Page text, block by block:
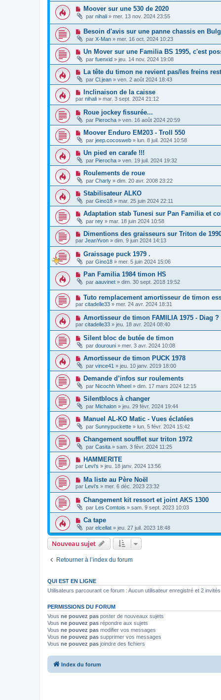
Moover sur une 530 de 2020
par nihali » mer. 13 nov. 2024 23:55
Besoin d'avis sur une panne chassis en
par X-Man » mer. 16 oct. 2024 10:23
Un Mover sur une Familia BS 1995, c'est
par fuenxid » jeu. 14 nov. 2024 19:08
La tête du timon ne revient pas/les freins
par Cl.jean » ven. 2 août 2024 18:43
Inclinaison de la caisse
par nihali » mar. 3 sept. 2024 21:12
Roue jockey fissurée...
par Pierocha » ven. 16 août 2024 20:59
Moover Enduro EM203 - Troll 550
par jeep.cocosweb » lun. 8 juil. 2024 10:58
Un pied en carafe !!!
par Pierocha » ven. 19 juil. 2024 19:32
Roulements de roue
par Charly » dim. 20 avr. 2008 23:22
Stabilisateur ALKO
par Gino18 » mar. 25 juin 2024 22:11
Adaptation stab Tunesi sur Pan Familia et
par rey » mar. 18 juin 2024 10:58
Dimentions des graisseurs sur Triton de
par JeanYvon » dim. 9 juin 2024 14:13
Graissage puck 1979 .
par Gino18 » mer. 5 juin 2024 15:06
Pan Familia 1984 timon HS
par aauvinet » dim. 30 sept. 2018 19:52
Tuto remplacement amortisseur de timon
par citadelle33 » mer. 24 avr. 2024 18:31
Amortisseur de timon FAMILIA 1975 - Diag ?
par citadelle33 » jeu. 18 avr. 2024 08:40
Silent bloc de butée de timon
par dourouni » mer. 3 avr. 2024 10:08
Amortisseur de timon PUCK 1978
par vince41 » jeu. 10 janv. 2019 18:00
Demande d’infos sur roulements
par Nicochh Wheel » dim. 17 mars 2024 12:15
Silentblocs à changer
par Michalon » jeu. 29 févr. 2024 19:44
Manuel AL-KO Matic - Vues éclatées
par Sunnypuckette » lun. 5 févr. 2024 15:42
Changement soufflet sur triton 1972
par Casita » sam. 3 févr. 2024 11:25
HAMMERITE
par Levi's » jeu. 18 janv. 2024 13:56
Ma liste au Père Noël
par Levi's » mer. 6 déc. 2023 23:32
Changement kit ressort et joint AKS 1300
par Les Comtois » sam. 9 sept. 2023 10:03
Ca tape
par elcellat » jeu. 27 juil. 2023 18:48
Nouveau sujet
Retourner à l’index du forum
QUI EST EN LIGNE
Utilisateurs parcourant ce forum : Aucun utilisateur enregistré et 2 invités
PERMISSIONS DU FORUM
Vous ne pouvez pas poster de nouveaux sujets
Vous ne pouvez pas répondre aux sujets
Vous ne pouvez pas modifier vos messages
Vous ne pouvez pas supprimer vos messages
Vous ne pouvez pas joindre des fichiers
Index du forum